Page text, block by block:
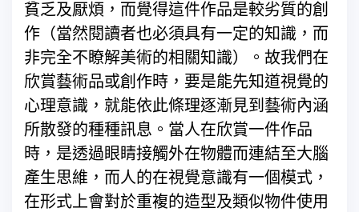
貧乏及厭煩，而覺得這件作品是較劣質的創
作（當然閱讀者也必須具有一定的知識，而
非完全不瞭解美術的相關知識）。故我們在
欣賞藝術品或創作時，要是能先知道視覺的
心理意識，就能依此條理逐漸見到藝術內涵
所散發的種種訊息。當人在欣賞一件作品
時，是透過眼睛接觸外在物體而連結至大腦
產生思維，而人的在視覺意識有一個模式，
在形式上會對於重複的造型及類似物件使用